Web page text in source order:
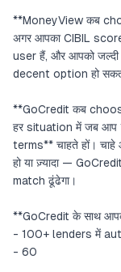
**MoneyView कब
अगर आपका CIBIL
user हैं, और आपको
decent option हो
**GoCredit कब
हर situation में जब
terms** चाहते हों।
हो या ज़्यादा —
match ढूंढेगा।
**GoCredit के साथ
- 100+ lenders में
- 60